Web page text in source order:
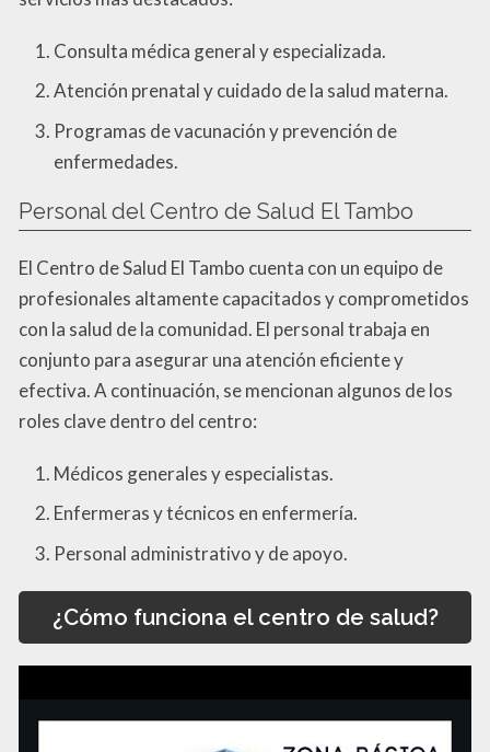
Consulta médica general y especializada.
Atención prenatal y cuidado de la salud materna.
Programas de vacunación y prevención de
enfermedades.
Personal del Centro de Salud El Tambo
El Centro de Salud El Tambo cuenta con un equipo de
profesionales altamente capacitados y comprometidos
con la salud de la comunidad. El personal trabaja en
conjunto para asegurar una atención eficiente y
efectiva. A continuación, se mencionan algunos de los
roles clave dentro del centro:
Médicos generales y especialistas.
Enfermeras y técnicos en enfermería.
Personal administrativo y de apoyo.
¿Cómo funciona el centro de salud?